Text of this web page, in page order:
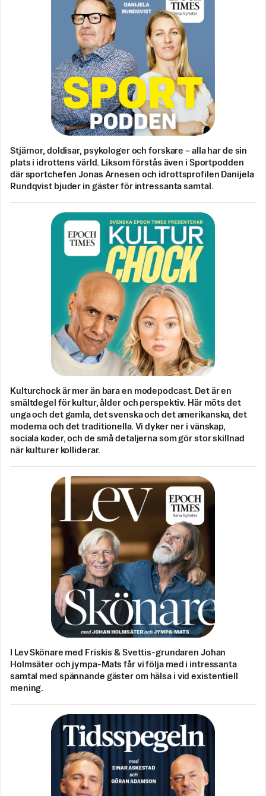
Stjärnor, doldisar, psykologer och forskare – alla har de sin
plats i idrottens värld. Liksom förstås även i Sportpodden
där sportchefen Jonas Arnesen och idrottsprofilen Danijela
Rundqvist bjuder in gäster för intressanta samtal.
Kulturchock är mer än bara en modepodcast. Det är en
smältdegel för kultur, ålder och perspektiv. Här möts det
unga och det gamla, det svenska och det amerikanska, det
moderna och det traditionella. Vi dyker ner i vänskap,
sociala koder, och de små detaljerna som gör stor skillnad
när kulturer kolliderar.
I Lev Skönare med Friskis & Svettis-grundaren Johan
Holmsäter och jympa-Mats får vi följa med i intressanta
samtal med spännande gäster om hälsa i vid existentiell
mening.